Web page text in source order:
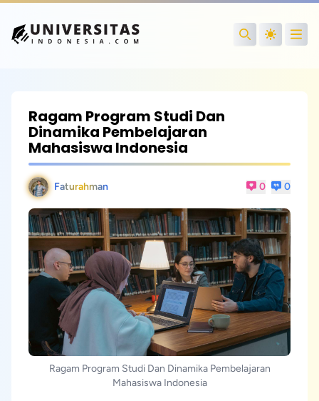
Search
Ragam Program Studi Dan
Dinamika Pembelajaran
Mahasiswa Indonesia
Faturahman 0 0
Ragam Program Studi Dan Dinamika Pembelajaran
Mahasiswa Indonesia